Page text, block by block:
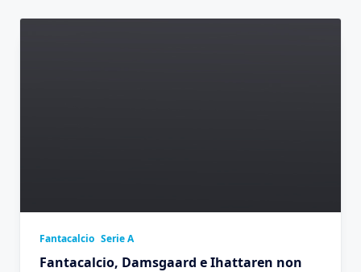
Fantacalcio Serie A
Fantacalcio, Damsgaard e Ihattaren non